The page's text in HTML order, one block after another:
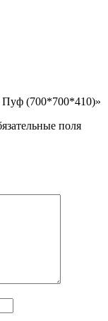
Пуф (700*700*410)»
поля